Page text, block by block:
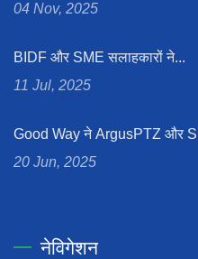
04 Nov, 2025
BIDF और SME सलाहकारों ने...
11 Jul, 2025
Good Way ने ArgusPTZ और
20 Jun, 2025
नेविगेशन